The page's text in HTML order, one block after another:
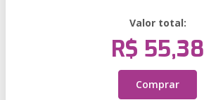
Valor total:
R$ 55,38
Comprar